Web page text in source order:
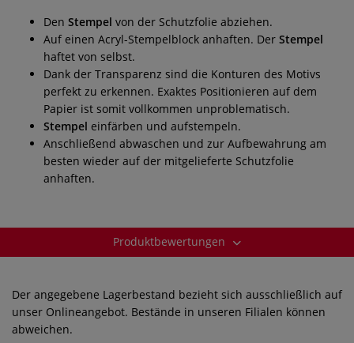
Den Stempel von der Schutzfolie abziehen.
Auf einen Acryl-Stempelblock anhaften. Der Stempel
haftet von selbst.
Dank der Transparenz sind die Konturen des Motivs
perfekt zu erkennen. Exaktes Positionieren auf dem
Papier ist somit vollkommen unproblematisch.
Stempel einfärben und aufstempeln.
Anschließend abwaschen und zur Aufbewahrung am
besten wieder auf der mitgelieferte Schutzfolie
anhaften.
Produktbewertungen
Der angegebene Lagerbestand bezieht sich ausschließlich auf
unser Onlineangebot. Bestände in unseren Filialen können
abweichen.